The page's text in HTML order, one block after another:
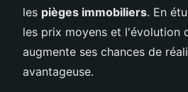
les pièges immobiliers. En
les prix moyens et l'évolution
augmente ses chances de
avantageuse.